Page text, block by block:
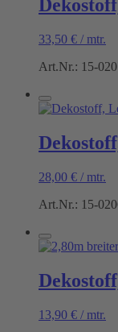
33,50 € / mtr.
Art.Nr.: 15-
28,00 € / mtr.
Art.Nr.: 15-
13,90 € / mtr.